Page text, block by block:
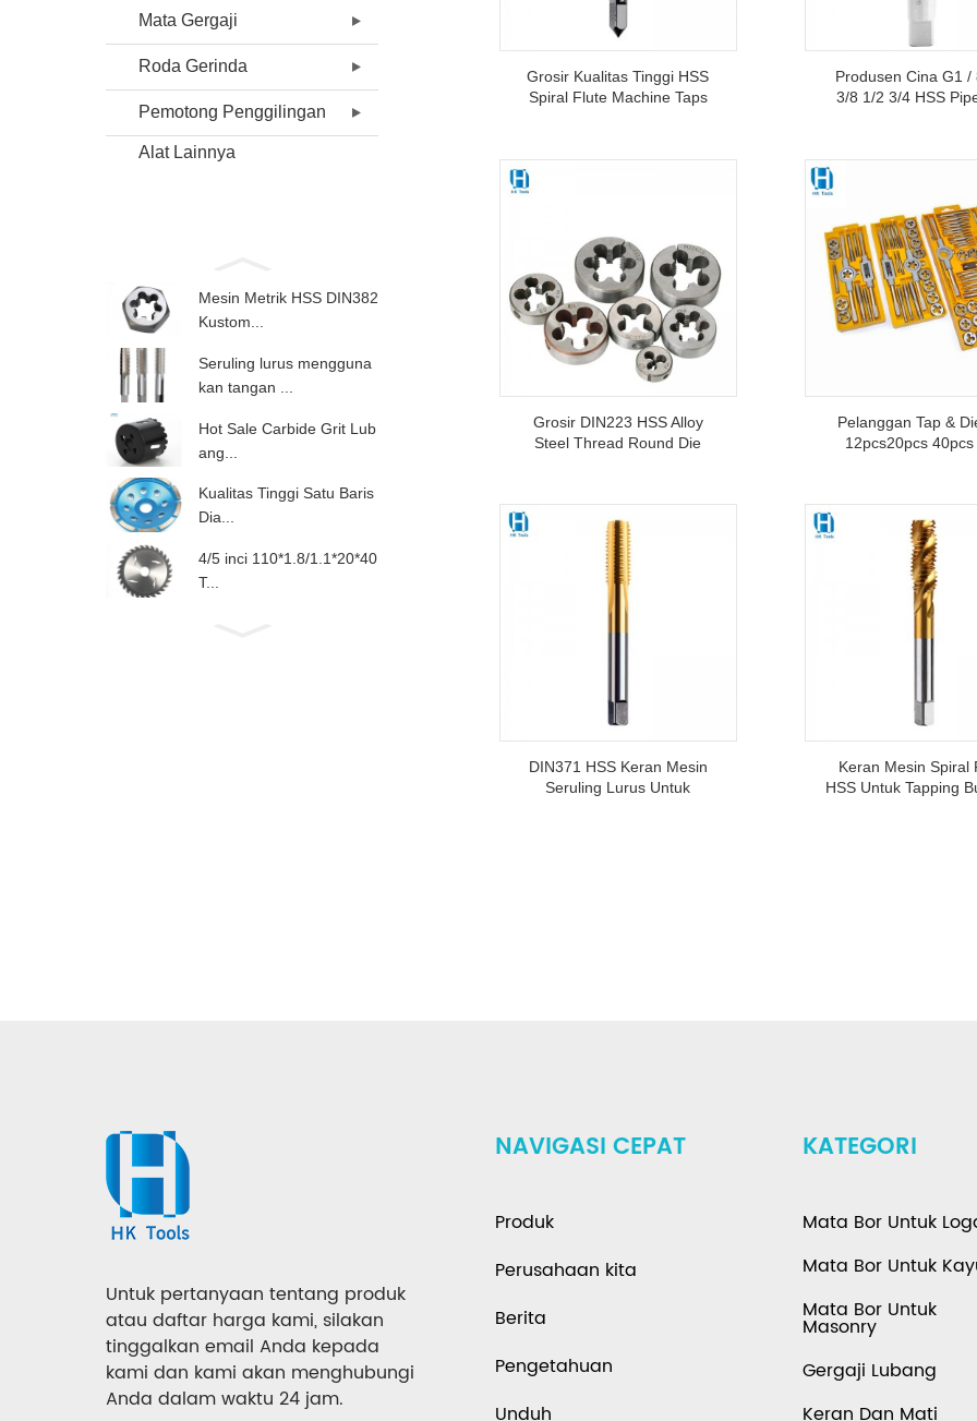
Mata Gergaji
Roda Gerinda
Pemotong Penggilingan
Alat Lainnya
Mesin Metrik HSS DIN382
Kustom...
Seruling lurus mengguna
kan tangan ...
Hot Sale Carbide Grit Lub
ang...
Kualitas Tinggi Satu Baris
Dia...
4/5 inci 110*1.8/1.1*20*40
T...
Grosir Kualitas Tinggi HSS
Spiral Flute Machine Taps
Produsen Cina G1 /
3/8 1/2 3/4 HSS
Grosir DIN223 HSS Alloy
Steel Thread Round Die
Tujuan Umum
Pelanggan Tap &
12pcs20pcs 40pcs
DIN371 HSS Keran Mesin
Seruling Lurus Untuk
Keran Mesin Spiral
HSS Untuk Tapping
Untuk pertanyaan tentang produk
atau daftar harga kami, silakan
tinggalkan email Anda kepada
kami dan kami akan menghubungi
Anda dalam waktu 24 jam.
NAVIGASI CEPAT
Produk
Perusahaan kita
Berita
Pengetahuan
Unduh
KATEGORI
Mata Bor Untuk
Mata Bor Untuk
Mata Bor Untuk
Masonry
Gergaji Lubang
Keran Dan Mati